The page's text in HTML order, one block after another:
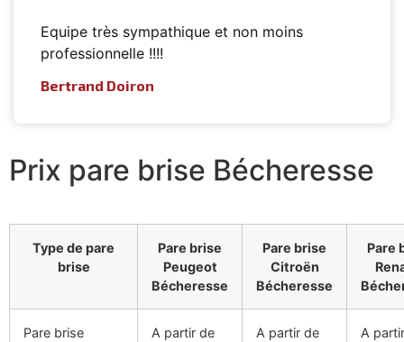
Equipe très sympathique et non moins
professionnelle !!!!
Bertrand Doiron
Prix pare brise Bécheresse
Type de pare
brise
Pare brise
Peugeot
Bécheresse
Pare brise
Citroën
Bécheresse
Pare
Pare brise
A partir de
A partir de
A